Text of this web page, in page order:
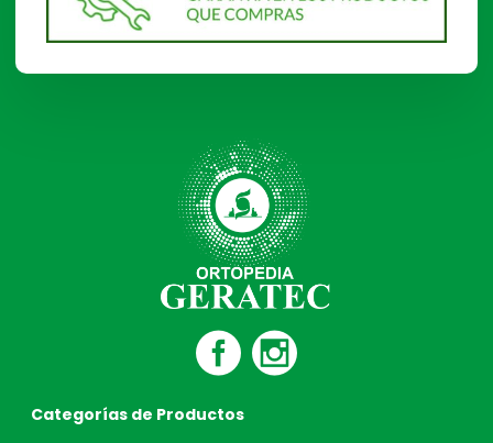
Categorías de Productos